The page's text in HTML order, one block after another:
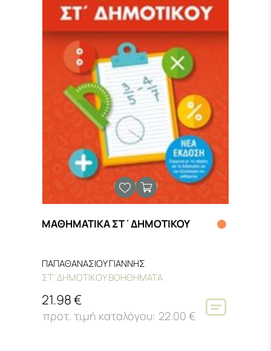
ΜΑΘΗΜΑΤΙΚΑ ΣΤ΄ΔΗΜΟΤΙΚΟΥ
ΠΑΠΑΘΑΝΑΣΙΟΥ ΓΙΑΝΝΗΣ
ΣΤ' ΔΗΜΟΤΙΚΟΥ ΒΟΗΘΗΜΑΤΑ
21.98 €
22.00 €